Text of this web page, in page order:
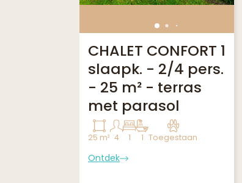
CHALET CONFORT 1
slaapk. - 2/4 pers.
- 25 m² - terras
met parasol
25 m² 4 1 1 Toegestaan
Ontdek